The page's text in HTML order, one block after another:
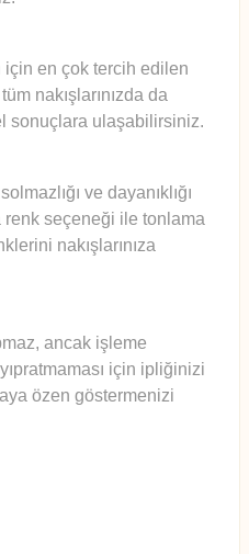
en çok tercih edilen
nakışlarınızda da
sonuçlara ulaşabilirsiniz.
ve dayanıklığı
renk seçeneği ile tonlama
nakışlarınıza
ancak işleme
için ipliğinizi
özen göstermenizi